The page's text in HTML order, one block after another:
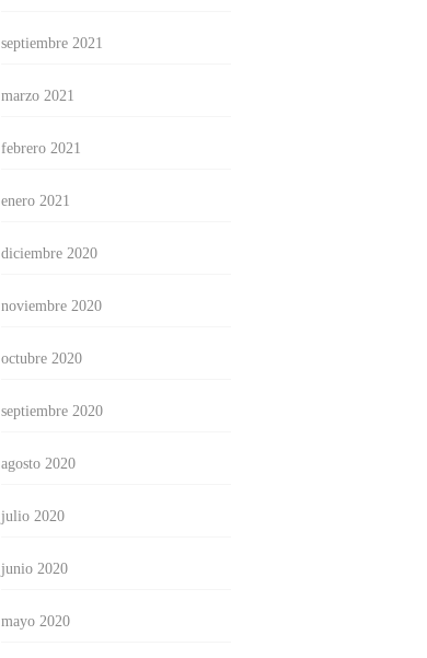
septiembre 2021
marzo 2021
febrero 2021
enero 2021
diciembre 2020
noviembre 2020
octubre 2020
septiembre 2020
agosto 2020
julio 2020
junio 2020
mayo 2020